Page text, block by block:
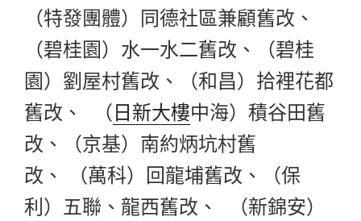
（特發團體）同德社區兼顧舊改、
（碧桂園）水一水二舊改、（碧桂
園）劉屋村舊改、（和昌）拾裡花都
舊改、 （日新大樓中海）積谷田舊
改、（京基）南約炳坑村舊
改、 （萬科）回龍埔舊改、（保
利）五聯、龍西舊改、 （新錦安）